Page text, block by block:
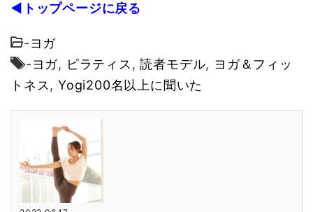
◀トップページに戻る
-ヨガ
-ヨガ, ピラティス ,読者モデル, ヨガ＆フィッ
トネス ,Yogi200名以上に聞いた